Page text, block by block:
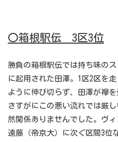
〇箱根駅伝 3区3位
勝負の箱根駅伝では持ち味の
に起用された田澤。1区2区を
ように伸び切らず、田澤が襷を
さすがにこの悪い流れでは厳
然関係ありませんでした。ヴィ
遠藤（帝京大）に次ぐ区間3位